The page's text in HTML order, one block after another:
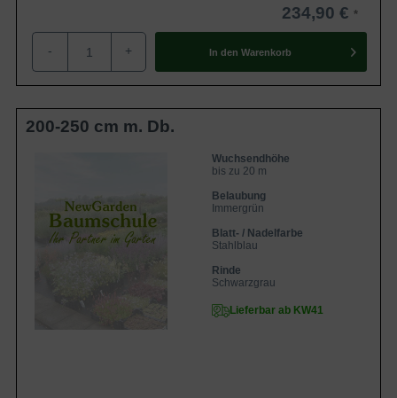
234,90 €
- + In den Warenkorb
200-250 cm m. Db.
Wuchsendhöhe
bis zu 20 m
Belaubung
Immergrün
Blatt- / Nadelfarbe
Stahlblau
Rinde
Schwarzgrau
Lieferbar ab KW41